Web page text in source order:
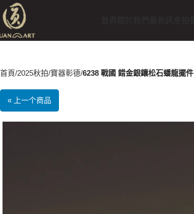
首頁 2025秋拍 寶器彰德 6238 戰國 錯金銀鑲松石蟠龍擺件
« 上一个商品